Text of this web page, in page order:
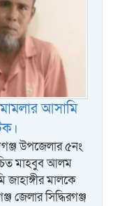
আসামি
উপজেলার ৫নং
মাহবুব আলম
মালকে
জেলার সিদ্ধিরগঞ্জ